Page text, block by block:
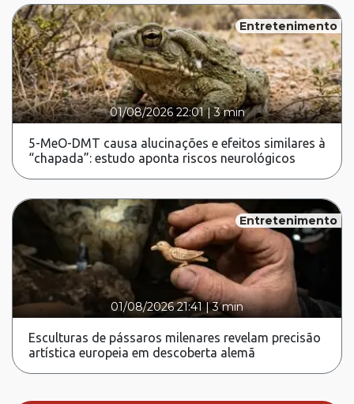
Entretenimento
01/08/2026 22:01|3 min
5-MeO-DMT causa alucinações e efeitos similares à
“chapada”: estudo aponta riscos neurológicos
Entretenimento
01/08/2026 21:41 |3 min
Esculturas de pássaros milenares revelam precisão
artística europeia em descoberta alemã